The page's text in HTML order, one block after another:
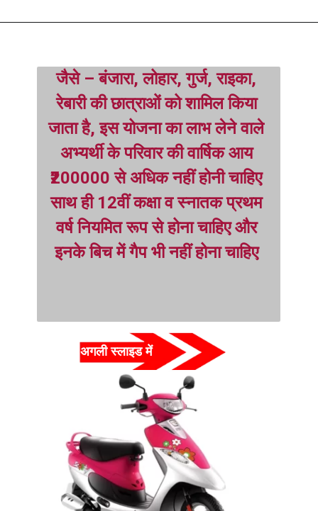
जैसे – बंजारा, लोहार, गुर्ज, राइका,
रेबारी की छात्राओं को शामिल किया
जाता है, इस योजना का लाभ लेने वाले
अभ्यर्थी के परिवार की वार्षिक आय
₹200000 से अधिक नहीं होनी चाहिए
साथ ही 12वीं कक्षा व स्नातक प्रथम
वर्ष नियमित रूप से होना चाहिए और
इनके बिच में गैप भी नहीं होना चाहिए
अगली स्लाइड में